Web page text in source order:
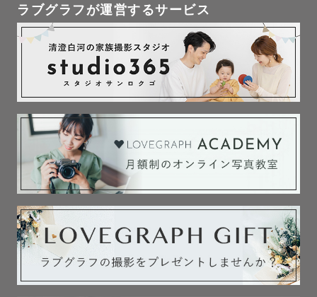
ラブグラフが運営するサービス